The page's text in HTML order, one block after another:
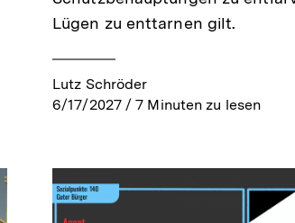
Lügen zu enttarnen gilt.
Lutz Schröder
6/17/2027 / 7 Minuten zu lesen